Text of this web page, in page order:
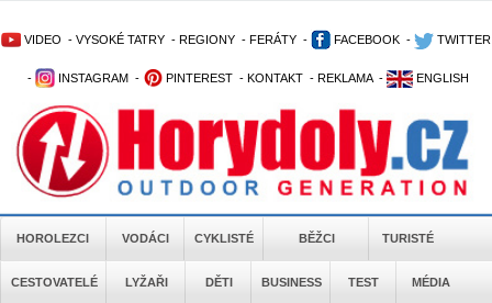
VIDEO - VYSOKÉ TATRY - REGIONY - FERÁTY - FACEBOOK - TWITTER
- INSTAGRAM - PINTEREST - KONTAKT - REKLAMA - ENGLISH
HOROLEZCI VODÁCI CYKLISTÉ BĚŽCI TURISTÉ
CESTOVATELÉ LYŽAŘI DĚTI BUSINESS TEST MÉDIA